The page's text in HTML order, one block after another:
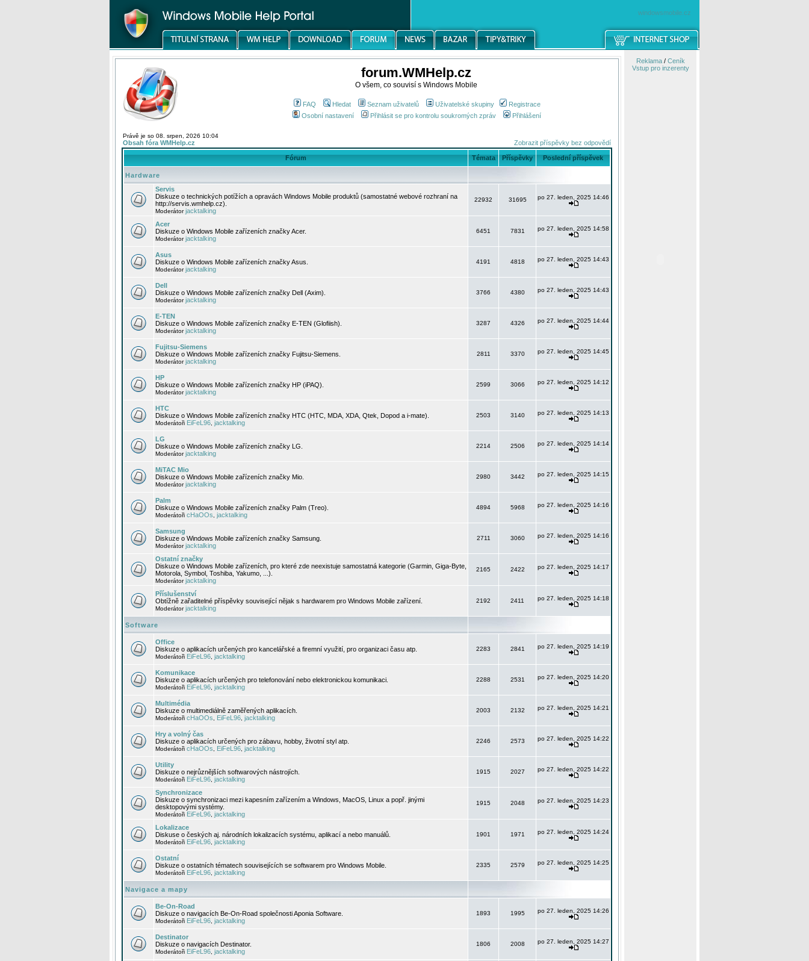
windowsmobile.cz
forum.WMHelp.cz
O všem, co souvisí s Windows Mobile
FAQ Hledat Seznam uživatelů Uživatelské skupiny
Registrace
Osobní nastavení
Přihlásit se pro kontrolu soukromých zpráv Přihlášení
Právě je so 08. srpen, 2026 10:04
Obsah fóra WMHelp.cz Zobrazit příspěvky bez odpovědí
Fórum Témata Příspěvky Poslední příspěvek
Hardware
Servis
Diskuze o technických potížích a opravách Windows Mobile produktů (samostatné webové rozhraní na
http://servis.wmhelp.cz).
Moderátorjacktalking
22932 31695 po 27. leden, 2025 14:46
Acer
Diskuze o Windows Mobile zařízeních značky Acer.
Moderátorjacktalking
6451 7831 po 27. leden, 2025 14:58
Asus
Diskuze o Windows Mobile zařízeních značky Asus.
Moderátorjacktalking
4191 4818 po 27. leden, 2025 14:43
Dell
Diskuze o Windows Mobile zařízeních značky Dell (Axim).
Moderátorjacktalking
3766 4380 po 27. leden, 2025 14:43
E-TEN
Diskuze o Windows Mobile zařízeních značky E-TEN (Glofiish).
Moderátorjacktalking
3287 4326 po 27. leden, 2025 14:44
Fujitsu-Siemens
Diskuze o Windows Mobile zařízeních značky Fujitsu-Siemens.
Moderátorjacktalking
2811 3370 po 27. leden, 2025 14:45
HP
Diskuze o Windows Mobile zařízeních značky HP (iPAQ).
Moderátorjacktalking
2599 3066 po 27. leden, 2025 14:12
HTC
Diskuze o Windows Mobile zařízeních značky HTC (HTC, MDA, XDA, Qtek, Dopod a i-mate).
Moderátoři EiFeL96 jacktalking
2503 3140 po 27. leden, 2025 14:13
LG
Diskuze o Windows Mobile zařízeních značky LG.
Moderátorjacktalking
2214 2506 po 27. leden, 2025 14:14
MiTAC Mio
Diskuze o Windows Mobile zařízeních značky Mio.
Moderátorjacktalking
2980 3442 po 27. leden, 2025 14:15
Palm
Diskuze o Windows Mobile zařízeních značky Palm (Treo).
Moderátoři cHaOOs jacktalking
4894 5968 po 27. leden, 2025 14:16
Samsung
Diskuze o Windows Mobile zařízeních značky Samsung.
Moderátorjacktalking
2711 3060 po 27. leden, 2025 14:16
Ostatní značky
Diskuze o Windows Mobile zařízeních, pro které zde neexistuje samostatná kategorie (Garmin, Giga-Byte,
Motorola, Symbol, Toshiba, Yakumo, ...).
Moderátorjacktalking
2165 2422 po 27. leden, 2025 14:17
Příslušenství
Obtížně zařaditelné příspěvky související nějak s hardwarem pro Windows Mobile zařízení.
Moderátorjacktalking
2192 2411 po 27. leden, 2025 14:18
Software
Office
Diskuze o aplikacích určených pro kancelářské a firemní využití, pro organizaci času atp.
Moderátoři EiFeL96 jacktalking
2283 2841 po 27. leden, 2025 14:19
Komunikace
Diskuze o aplikacích určených pro telefonování nebo elektronickou komunikaci.
Moderátoři EiFeL96 jacktalking
2288 2531 po 27. leden, 2025 14:20
Multimédia
Diskuze o multimediálně zaměřených aplikacích.
Moderátoři cHaOOs EiFeL96 jacktalking
2003 2132 po 27. leden, 2025 14:21
Hry a volný čas
Diskuze o aplikacích určených pro zábavu, hobby, životní styl atp.
Moderátoři cHaOOs EiFeL96 jacktalking
2246 2573 po 27. leden, 2025 14:22
Utility
Diskuze o nejrůznějších softwarových nástrojích.
Moderátoři EiFeL96 jacktalking
1915 2027 po 27. leden, 2025 14:22
Synchronizace
Diskuze o synchronizaci mezi kapesním zařízením a Windows, MacOS, Linux a popř. jinými
desktopovými systémy.
Moderátoři EiFeL96 jacktalking
1915 2048 po 27. leden, 2025 14:23
Lokalizace
Diskuse o českých aj. národních lokalizacích systému, aplikací a nebo manuálů.
Moderátoři EiFeL96 jacktalking
1901 1971 po 27. leden, 2025 14:24
Ostatní
Diskuze o ostatních tématech souvisejících se softwarem pro Windows Mobile.
Moderátoři EiFeL96 jacktalking
2335 2579 po 27. leden, 2025 14:25
Navigace a mapy
Be-On-Road
Diskuze o navigacích Be-On-Road společnosti Aponia Software.
Moderátoři EiFeL96 jacktalking
1893 1995 po 27. leden, 2025 14:26
Destinator
Diskuze o navigacích Destinator.
Moderátoři EiFeL96 jacktalking
1806 2008 po 27. leden, 2025 14:27
Reklama/ Ceník
Vstup pro inzerenty